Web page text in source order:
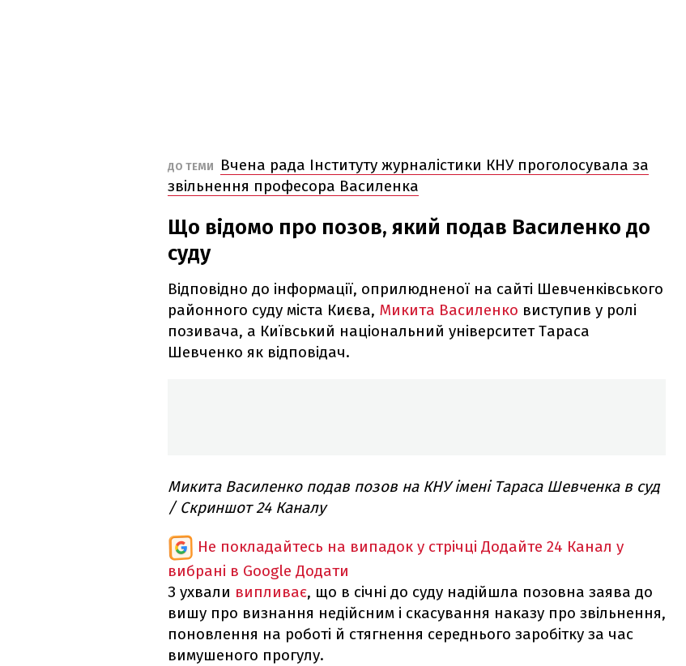
ДО ТЕМИ
Вчена рада Інституту журналістики КНУ проголосувала за
звільнення професора Василенка
Що відомо про позов, який подав Василенко до
суду
Відповідно до інформації, оприлюдненої на сайті Шевченківського
районного суду міста Києва, Микита Василенко виступив у ролі
позивача, а Київський національний університет Тараса
Шевченко як відповідач.
Микита Василенко подав позов на КНУ імені Тараса Шевченка в суд
/ Скриншот 24 Каналу
Не покладайтесь на випадок у стрічці Додайте 24 Канал у
вибрані в Google Додати
З ухвали випливає, що в січні до суду надійшла позовна заява до
вишу про визнання недійсним і скасування наказу про звільнення,
поновлення на роботі й стягнення середнього заробітку за час
вимушеного прогулу.